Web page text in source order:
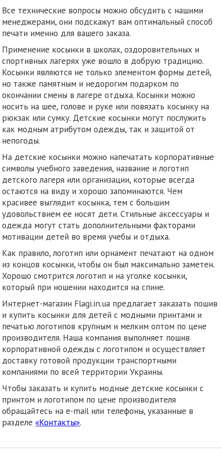
Все технические вопросы можно обсудить с нашими
менеджерами, они подскажут вам оптимальный способ
печати именно для вашего заказа.
Применение косынки в школах, оздоровительных и
спортивных лагерях уже вошло в добрую традицию.
Косынки являются не только элементом формы детей,
но также памятным и недорогим подарком по
окончании смены в лагере отдыха. Косынки можно
носить на шее, голове и руке или повязать косынку на
рюкзак или сумку. Детские косынки могут послужить
как модным атрибутом одежды, так и защитой от
непогоды.
На детские косынки можно напечатать корпоративные
символы учебного заведения, название и логотип
детского лагеря или организации, которые всегда
остаются на виду и хорошо запоминаются. Чем
красивее выглядит косынка, тем с большим
удовольствием ее носят дети. Стильные аксессуары и
одежда могут стать дополнительными факторами
мотивации детей во время учебы и отдыха.
Как правило, логотип или орнамент печатают на одном
из концов косынки, чтобы он был максимально заметен.
Хорошо смотрится логотип и на уголке косынки,
который при ношении находится на спине.
Интернет-магазин Flagi.in.ua предлагает заказать пошив
и купить косынки для детей с модными принтами и
печатью логотипов крупным и мелким оптом по цене
производителя. Наша компания выполняет пошив
корпоративной одежды с логотипом и осуществляет
доставку готовой продукции транспортными
компаниями по всей территории Украины.
Чтобы заказать и купить модные детские косынки с
принтом и логотипом по цене производителя
обращайтесь на e-mail или телефоны, указанные в
разделе«Контакты».